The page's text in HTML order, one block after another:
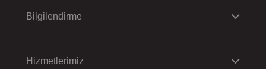
Bilgilendirme
Hizmetlerimiz